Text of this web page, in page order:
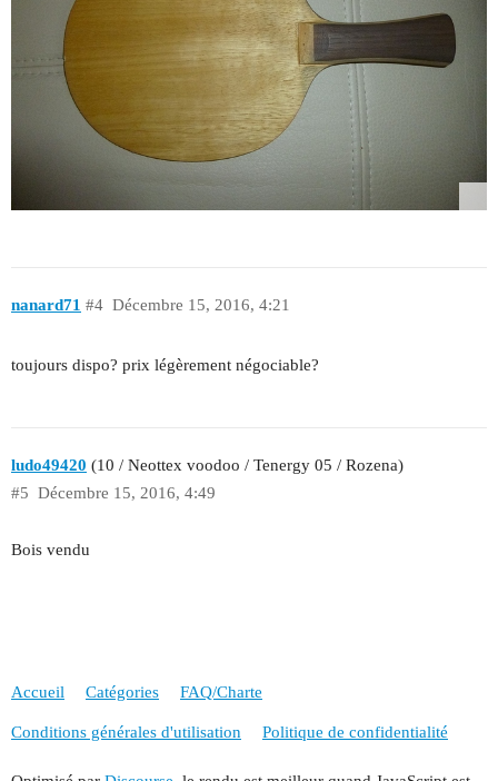
nanard71 Décembre 15, 2016, 4:21
#4
toujours dispo? prix légèrement négociable?
ludo49420 (10 / Neottex voodoo / Tenergy 05 / Rozena)
Décembre 15, 2016, 4:49
#5
Bois vendu
Accueil Catégories FAQ/Charte
Conditions générales d'utilisation Politique de confidentialité